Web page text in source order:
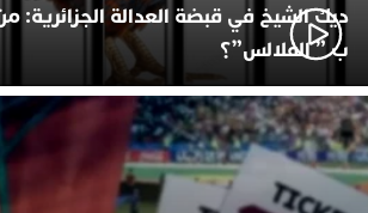
ديك الشيخ في قبضة العدالة الجزائرية:
ب ” الفلالس”؟